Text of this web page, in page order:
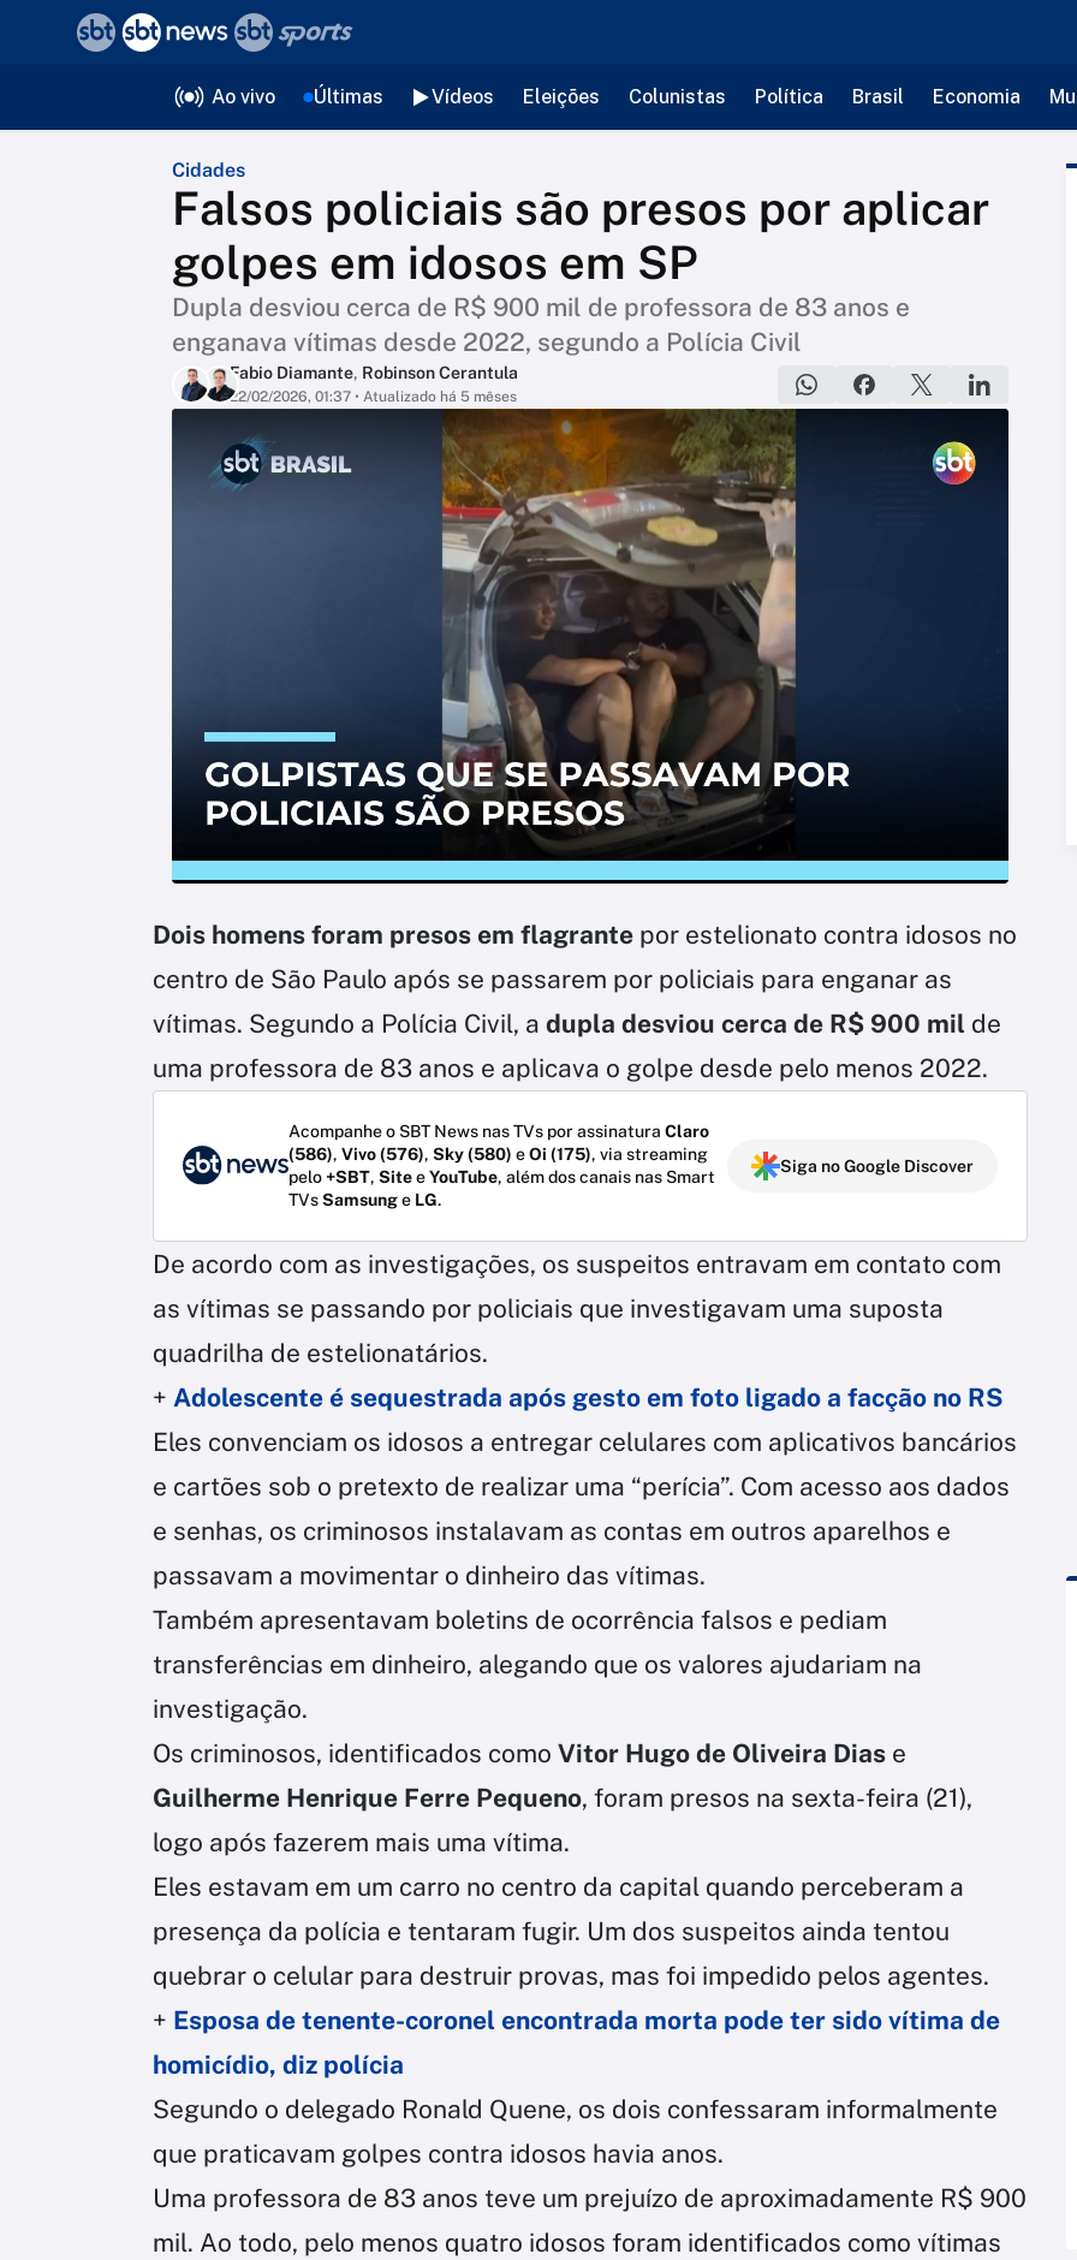
Ao vivo Últimas Vídeos Eleições Colunistas Política Brasil Economia
Cidades
Falsos policiais são presos por aplicar
golpes em idosos em SP
Dupla desviou cerca de R$ 900 mil de professora de 83 anos e
enganava vítimas desde 2022, segundo a Polícia Civil
Fabio Diamante, Robinson Cerantula
22/02/2026, 01:37 • Atualizado há 5 mêses
Dois homens foram presos em flagrante por estelionato contra idosos no
centro de São Paulo após se passarem por policiais para enganar as
vítimas. Segundo a Polícia Civil, a dupla desviou cerca de R$ 900 mil de
uma professora de 83 anos e aplicava o golpe desde pelo menos 2022.
Acompanhe o SBT News nas TVs por assinatura Claro
(586), Vivo (576), Sky (580) eOi (175), via streaming
pelo+SBT, SiteeYouTube, além dos canais nas Smart
TVsSamsunge LG.
Siga no Google Discover
De acordo com as investigações, os suspeitos entravam em contato com
as vítimas se passando por policiais que investigavam uma suposta
quadrilha de estelionatários.
+ Adolescente é sequestrada após gesto em foto ligado a facção no RS
Eles convenciam os idosos a entregar celulares com aplicativos bancários
e cartões sob o pretexto de realizar uma “perícia”. Com acesso aos dados
e senhas, os criminosos instalavam as contas em outros aparelhos e
passavam a movimentar o dinheiro das vítimas.
Também apresentavam boletins de ocorrência falsos e pediam
transferências em dinheiro, alegando que os valores ajudariam na
investigação.
Os criminosos, identificados como Vitor Hugo de Oliveira Dias e
Guilherme Henrique Ferre Pequeno, foram presos na sexta-feira (21),
logo após fazerem mais uma vítima.
Eles estavam em um carro no centro da capital quando perceberam a
presença da polícia e tentaram fugir. Um dos suspeitos ainda tentou
quebrar o celular para destruir provas, mas foi impedido pelos agentes.
+ Esposa de tenente-coronel encontrada morta pode ter sido vítima de
homicídio, diz polícia
Segundo o delegado Ronald Quene, os dois confessaram informalmente
que praticavam golpes contra idosos havia anos.
Uma professora de 83 anos teve um prejuízo de aproximadamente R$ 900
mil. Ao todo, pelo menos quatro idosos foram identificados como vítimas
voltar
Editorias